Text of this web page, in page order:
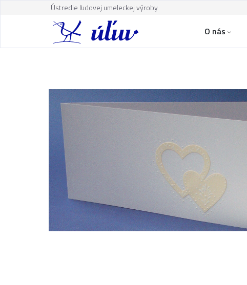
Ústredie ľudovej umeleckej výroby
O nás